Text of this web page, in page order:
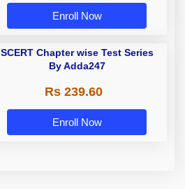
Enroll Now
SCERT Chapter wise Test Series
By Adda247
Rs 239.60
Enroll Now